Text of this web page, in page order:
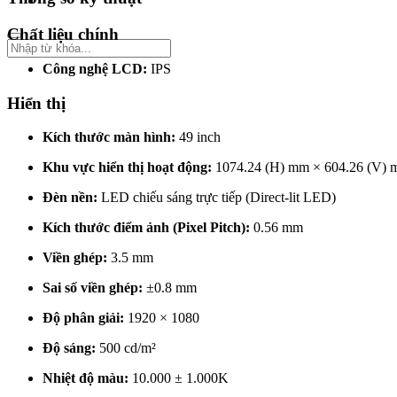
Chất liệu chính
Công nghệ LCD: IPS
Hiển thị
Kích thước màn hình: 49 inch
Khu vực hiển thị hoạt động: 1074.24 (H) mm × 604.26 (V)
Đèn nền: LED chiếu sáng trực tiếp (Direct-lit LED)
Kích thước điểm ảnh (Pixel Pitch): 0.56 mm
Viền ghép: 3.5 mm
Sai số viền ghép: ±0.8 mm
Độ phân giải: 1920 × 1080
Độ sáng: 500 cd/m²
Nhiệt độ màu: 10.000 ± 1.000K